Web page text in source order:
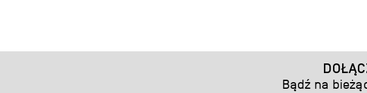
Bądź na